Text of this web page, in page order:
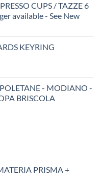
CUPS / TAZZE 6
available - See New
KEYRING
- MODIANO -
BRISCOLA
PRISMA +